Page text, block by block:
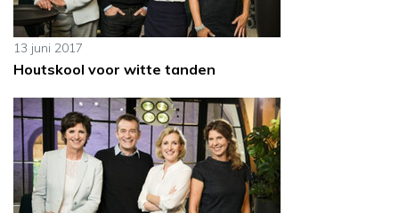
13 juni 2017
Houtskool voor witte tanden